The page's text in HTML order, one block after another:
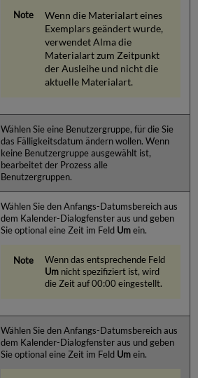
Wenn die Materialart eines
Exemplars geändert wurde,
verwendet Alma die
Materialart zum Zeitpunkt
der Ausleihe und nicht die
aktuelle Materialart.
Wählen Sie eine Benutzergruppe, für die Sie
das Fälligkeitsdatum ändern wollen. Wenn
keine Benutzergruppe ausgewählt ist,
bearbeitet der Prozess alle
Benutzergruppen.
Wählen Sie den Anfangs-Datumsbereich aus
dem Kalender-Dialogfenster aus und geben
Sie optional eine Zeit im Feld Umein.
Wenn das entsprechende Feld
Umnicht spezifiziert ist, wird
die Zeit auf 00:00 eingestellt.
Wählen Sie den Anfangs-Datumsbereich aus
dem Kalender-Dialogfenster aus und geben
Sie optional eine Zeit im Feld Umein.